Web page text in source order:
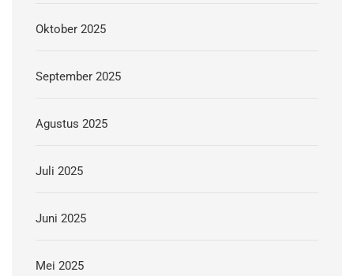
Oktober 2025
September 2025
Agustus 2025
Juli 2025
Juni 2025
Mei 2025